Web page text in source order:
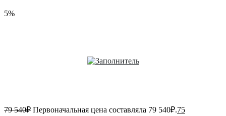
5%
79 540₽ Первоначальная цена составляла 79 540₽.75